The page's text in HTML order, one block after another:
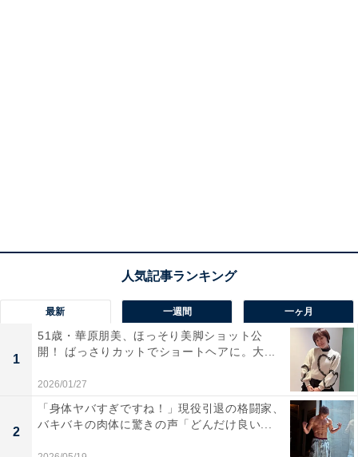
最新 一週間 一ヶ月
1
51歳・華原朋美、ほっそり美脚ショット公
開！ ばっさりカットでショートヘアに。大...
2026/01/27
2
「身体ヤバすぎですね！」現役引退の格闘家、
バキバキの肉体に驚きの声「どんだけ良い...